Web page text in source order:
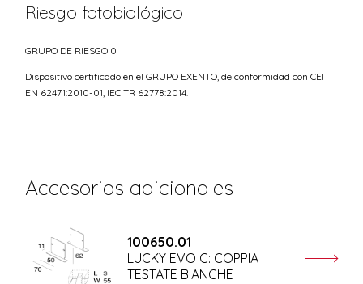
Riesgo fotobiológico
GRUPO DE RIESGO 0
Dispositivo certificado en el GRUPO EXENTO, de conformidad con CEI
EN 62471:2010-01, IEC TR 62778:2014.
Accesorios adicionales
100650.01
LUCKY EVO C: COPPIA
TESTATE BIANCHE